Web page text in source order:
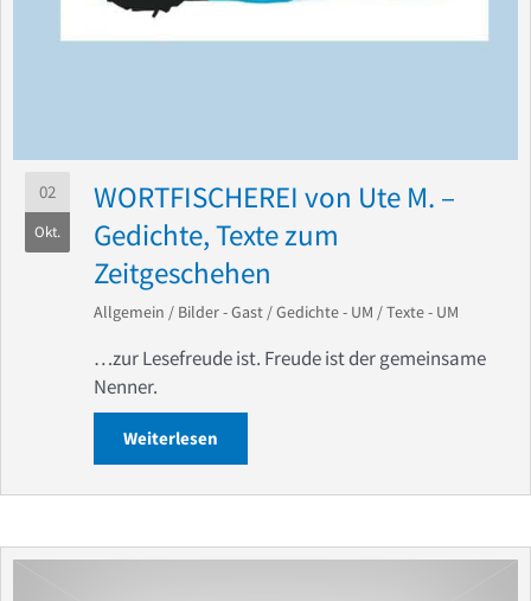
02
Okt.
WORTFISCHEREI von Ute M. –
Gedichte, Texte zum
Zeitgeschehen
Allgemein / Bilder - Gast /Gedichte - UM /Texte - UM
…zur Lesefreude ist. Freude ist der gemeinsame
Nenner.
Weiterlesen